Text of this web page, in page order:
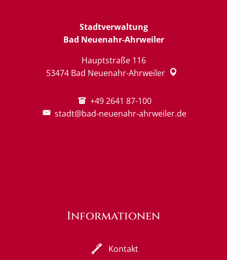
Stadtverwaltung
Bad Neuenahr-Ahrweiler
Hauptstraße 116
53474 Bad Neuenahr-Ahrweiler
+49 2641 87-100
stadt@bad-neuenahr-ahrweiler.de
Informationen
Kontakt